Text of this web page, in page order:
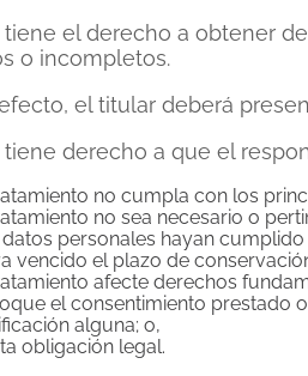
tiene el derecho a obtener
o incompletos.
el titular deberá
tiene derecho a que el
no cumpla con los
no sea necesario o
datos personales hayan
vencido el plazo de
afecte derechos
el consentimiento prestado
alguna; o,
obligación legal.